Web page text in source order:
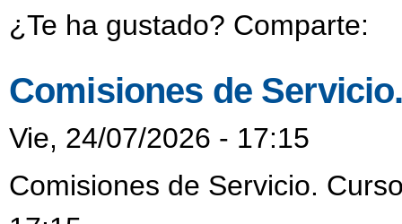
¿Te ha gustado? Comparte:
Comisiones de
Vie, 24/07/2026 - 17:15
Comisiones de Servicio.